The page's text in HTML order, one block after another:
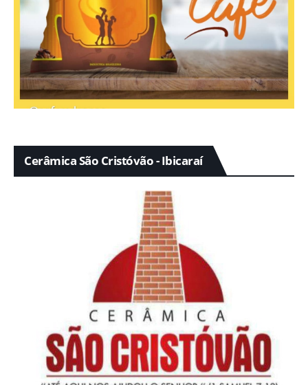
Cerâmica São Cristóvão - Ibicaraí